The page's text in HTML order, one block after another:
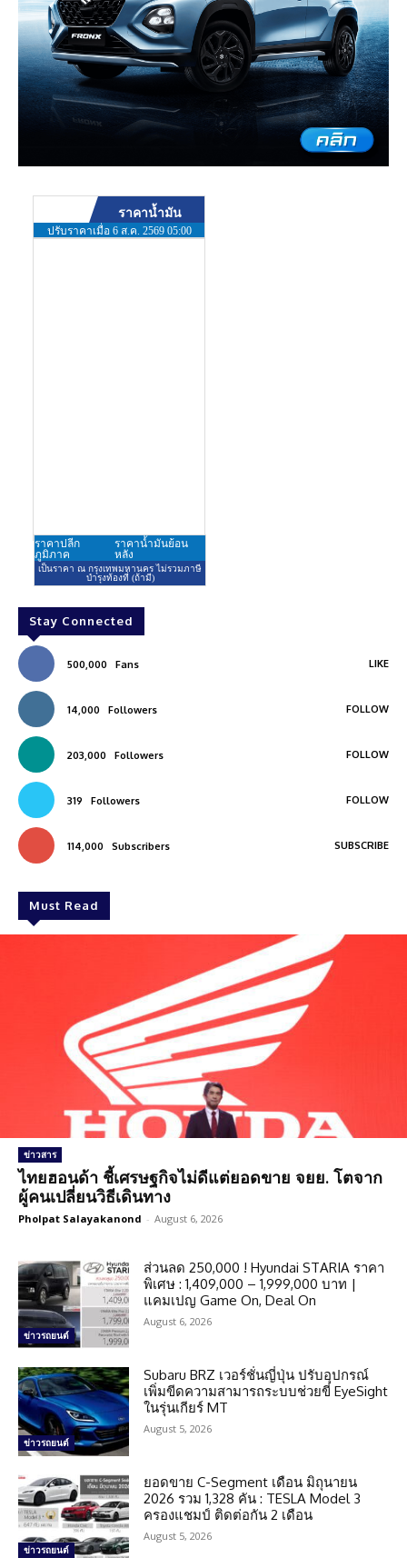
Stay Connected
500,000 Fans LIKE
14,000 Followers FOLLOW
203,000 Followers FOLLOW
319 Followers FOLLOW
114,000 Subscribers SUBSCRIBE
Must Read
ข่าวสาร
ไทยฮอนด้า ชี้เศรษฐกิจไม่ดีแต่ยอดขาย จยย. โตจาก
ผู้คนเปลี่ยนวิธีเดินทาง
Pholpat Salayakanond - August 6, 2026
ข่าวรถยนต์
ส่วนลด 250,000 ! Hyundai STARIA ราคา
พิเศษ : 1,409,000 – 1,999,000 บาท |
แคมเปญ Game On, Deal On
August 6, 2026
ข่าวรถยนต์
Subaru BRZ เวอร์ชั่นญี่ปุ่น ปรับอุปกรณ์
เพิ่มขีดความสามารถระบบช่วยขี่ EyeSight
ในรุ่นเกียร์ MT
August 5, 2026
ข่าวรถยนต์
ยอดขาย C-Segment เดือน มิถุนายน
2026 รวม 1,328 คัน : TESLA Model 3
ครองแชมป์ ติดต่อกัน 2 เดือน
August 5, 2026